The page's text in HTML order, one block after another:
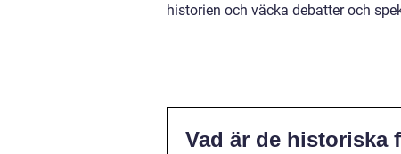
historien och väcka debatter och
Vad är de historiska